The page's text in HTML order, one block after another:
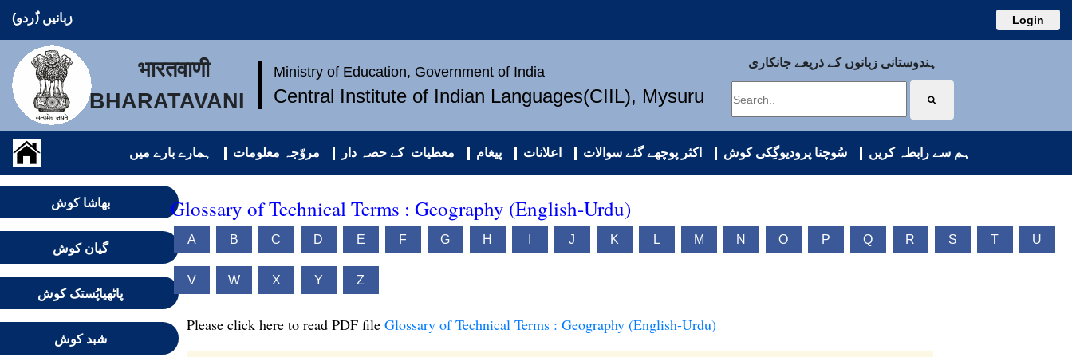
زبانیں (ُردو) Login
भारतवाणी
BHARATAVANI
Ministry of Education, Government of India
Central Institute of Indian Languages(CIIL), Mysuru
ہندوستانی زبانوں کے ذریعے جانکاری
ہمارے بارے میں مروّجہ معلومات معطیات کے حصہ دار پیغام اعلانات اکثر پوچھے گئے سوالات سُوچنا پرودیوگِکی کوش ہم سے رابطہ کریں
بھاشا کوش
گیان کوش
پاٹھیاپُستک کوش
شبد کوش
Glossary of Technical Terms : Geography (English-Urdu)
A B C D E F G H J K L M N O P Q R S T U
V W X Y Z
Please click here to read PDF file Glossary of Technical Terms : Geography (English-Urdu)